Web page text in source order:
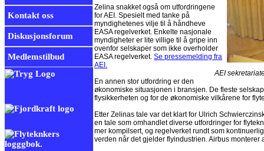
Kontakt oss
Diskusjonsforum
Medlemstilbud
Zelina snakket også om utfordringene
for AEI. Spesielt med tanke på
myndighetenes vilje til å håndheve
EASA regelverket. Enkelte nasjonale
myndigheter er lite villige til å gripe inn
ovenfor selskaper som ikke overholder
EASA regelverket. Se pressemelding fra
AEI.
AEI
En annen stor utfordring er den
økonomiske situasjonen i bransjen. De fleste
flysikkerheten og for de økonomiske vilkårene for
Etter Zelinas tale var det klart for Ulrich
en tale som omhandlet diverse utfordringer for
mer kompilsert, og regelverket rundt som
verden når det gjelder flyindustrien. Airbus monterer